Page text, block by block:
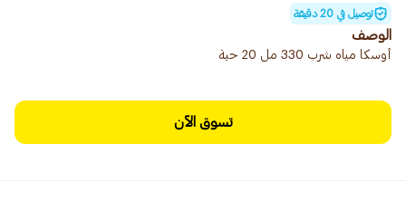
توصيل في 20 دقيقة
الوصف
أوسكا مياه شرب 330 مل 20 حبة
تسوق الآن